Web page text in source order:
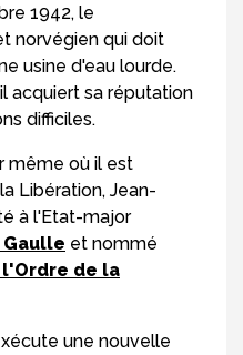
1942, le
norvégien qui doit
usine d'eau lourde.
acquiert sa réputation
difficiles.
même où il est
Libération, Jean-
à l'Etat-major
Gaulle et nommé
de la
une nouvelle